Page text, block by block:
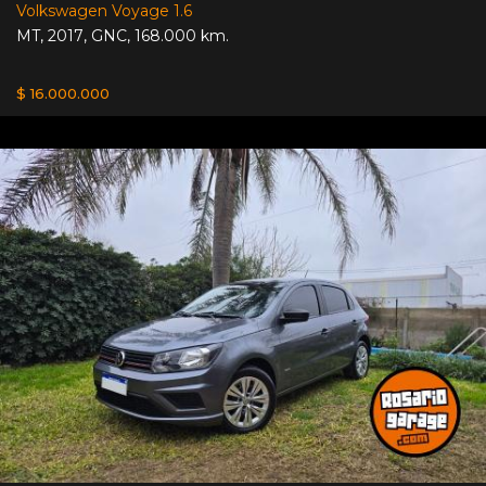
Volkswagen Voyage 1.6
MT, 2017, GNC, 168.000 km.
$ 16.000.000